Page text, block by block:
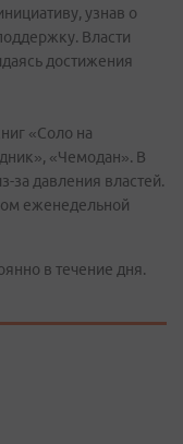
узнав о
Власти
достижения
«Соло на
«Чемодан». В
за давления властей.
еженедельной
в течение дня.